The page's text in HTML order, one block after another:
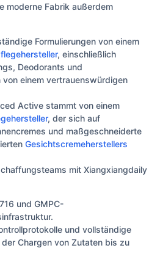
moderne Fabrik außerdem
Formulierungen von einem
, einschließlich
Deodorants und
einem vertrauenswürdigen
Active stammt von einem
, der sich auf
und maßgeschneiderte
Gesichtscremeherstellers
mit Xiangxiangdaily
und GMPC-
und vollständige
Chargen von Zutaten bis zu